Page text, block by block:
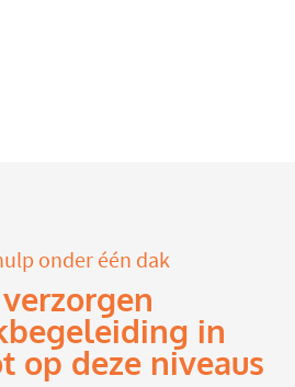
onder één dak
in
op deze niveaus